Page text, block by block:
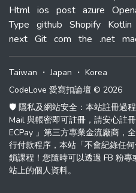
Html ios post azure
Type github Shopify Kotlin
next Git com the .net
Taiwan ・Japan ・ Korea
CodeLove 愛寫扣論壇 © 2026
🛡️ 隱私及網站安全：本站註冊過
Mail 與帳密即可註冊，請安心註
ECPay 」第三方專業金流廠商，
行付款程序，本站「不會紀錄任
鎖課程！您隨時可以透過 FB 粉
站上的個人資料。